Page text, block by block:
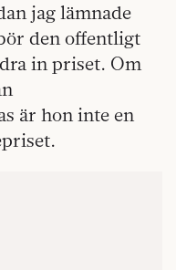
jag lämnade
den offentligt
in priset. Om
är hon inte en